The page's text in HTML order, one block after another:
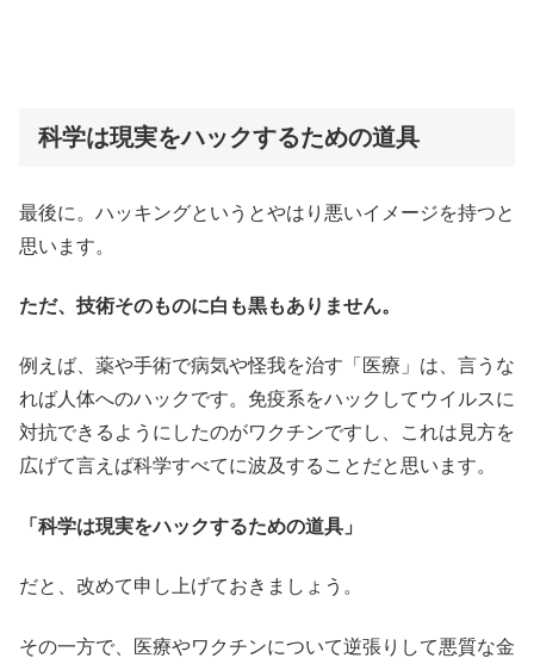
科学は現実をハックするための道具
最後に。ハッキングというとやはり悪いイメージを持つと
思います。
ただ、技術そのものに白も黒もありません。
例えば、薬や手術で病気や怪我を治す「医療」は、言うな
れば人体へのハックです。免疫系をハックしてウイルスに
対抗できるようにしたのがワクチンですし、これは見方を
広げて言えば科学すべてに波及することだと思います。
「科学は現実をハックするための道具」
だと、改めて申し上げておきましょう。
その一方で、医療やワクチンについて逆張りして悪質な金